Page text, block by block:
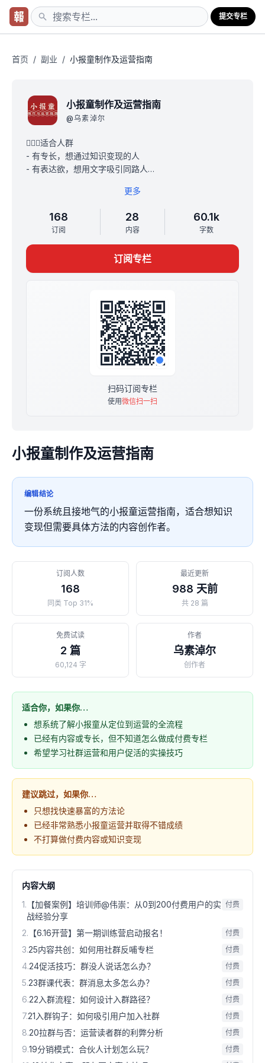
提交专栏
首页 / 副业 / 小报童制作及运营指南
小报童制作及运营指南
@乌素淖尔
💁🏻‍♀️适合人群
- 有专长，想通过知识变现的人
- 有表达欲，想用文字吸引同路人
- B站4个品类top1课程背后的女人
- 《小红书冷启动SOP》专栏作者
- 小报童累计订阅用户2000+
📌内容介绍
- 专栏分为定位、产出、售卖、运营四章
- 共25篇内容，已更新完毕，目录见置顶
更多
168
订阅
28
内容
60.1k
字数
订阅专栏
扫码订阅专栏
使用微信扫一扫
小报童制作及运营指南
编辑结论
一份系统且接地气的小报童运营指南，适合想知识
变现但需要具体方法的内容创作者。
订阅人数
168
同类 Top 31%
最近更新
988 天前
共 28 篇
免费试读
2 篇
60,124 字
作者
乌素淖尔
创作者
适合你，如果你…
想系统了解小报童从定位到运营的全流程
已经有内容或专长，但不知道怎么做成付费专栏
希望学习社群运营和用户促活的实操技巧
建议跳过，如果你…
只想找快速暴富的方法论
已经非常熟悉小报童运营并取得不错成绩
不打算做付费内容或知识变现
内容大纲
1. 【加餐案例】培训师@伟崇：从0到200付费用户的实
战经验分享
付费
2. 【6.16开营】第一期训练营启动报名！ 付费
3.25内容共创：如何用社群反哺专栏 付费
4.24促活技巧：群没人说话怎么办？ 付费
5.23群课代表：群消息太多怎么办？ 付费
6.22入群流程：如何设计入群路径？ 付费
7.21入群钩子：如何吸引用户加入社群 付费
8.20拉群与否：运营读者群的利弊分析 付费
9.19分销模式：合伙人计划怎么玩？ 付费